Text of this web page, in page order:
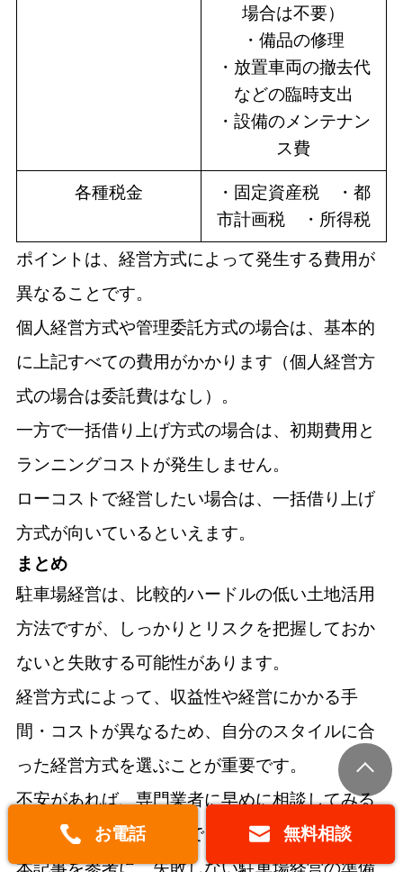
お電話 無料相談
場合は不要）
・備品の修理
・放置車両の撤去代
などの臨時支出
・設備のメンテナン
ス費
各種税金
・固定資産税 ・都
市計画税 ・所得税
ポイントは、経営方式によって発生する費用が
異なることです。
個人経営方式や管理委託方式の場合は、基本的
に上記すべての費用がかかります（個人経営方
式の場合は委託費はなし）。
一方で一括借り上げ方式の場合は、初期費用と
ランニングコストが発生しません。
ローコストで経営したい場合は、一括借り上げ
方式が向いているといえます。
まとめ
駐車場経営は、比較的ハードルの低い土地活用
方法ですが、しっかりとリスクを把握しておか
ないと失敗する可能性があります。
経営方式によって、収益性や経営にかかる手
間・コストが異なるため、自分のスタイルに合
った経営方式を選ぶことが重要です。
不安があれば、専門業者に早めに相談してみる
のも一つの手といえるでしょう。